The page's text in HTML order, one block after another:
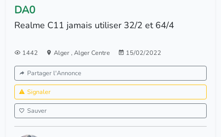
DA0
Realme C11 jamais utiliser 32/2 et 64/4
1442 Alger, Alger Centre 15/02/2022
Partager l'Annonce
Signaler
Sauver